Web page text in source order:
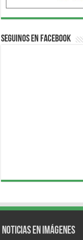
Seguinos en Facebook
Noticias en Imágenes